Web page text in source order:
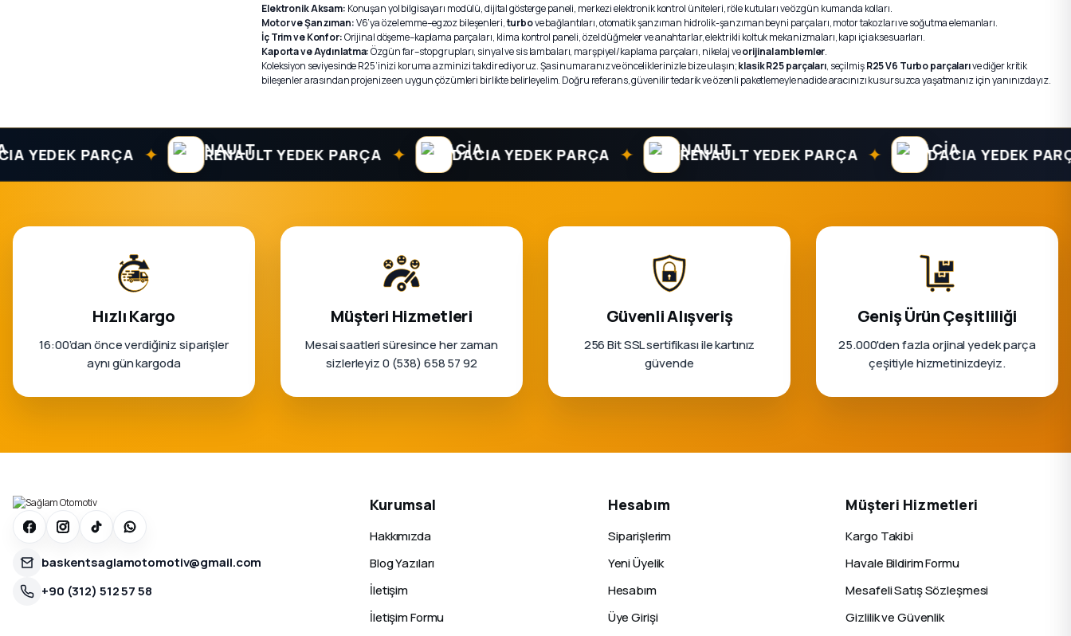
Elektronik Aksam: Konuşan yol bilgisayarı modülü, dijital gösterge paneli, merkezi elektronik kontrol üniteleri, röle kutuları ve özgün kumanda kolları.
Motor ve Şanzıman:V6’ya özel emme–egzoz bileşenleri,turbove bağlantıları, otomatik şanzıman hidrolik-şanzıman beyni parçaları, motor takozları ve soğutma elemanları.
İç Trim ve Konfor:Orijinal döşeme–kaplama parçaları, klima kontrol paneli, özel düğmeler ve anahtarlar, elektrikli koltuk mekanizmaları, kapı içi aksesuarları.
Kaporta ve Aydınlatma:Özgün far–stop grupları, sinyal ve sis lambaları, marşpiyel/kaplama parçaları, nikelaj veorijinal amblemler.
Koleksiyon seviyesinde R25’inizi koruma azminizi takdir ediyoruz. Şasi numaranız ve önceliklerinizle bize ulaşın;klasik R25 parçaları, seçilmişR25 V6 Turbo parçalarıve diğer kritik
bileşenler arasından projenize en uygun çözümleri birlikte belirleyelim. Doğru referans, güvenilir tedarik ve özenli paketlemeyle nadide aracınızı kusursuzca yaşatmanız için yanınızdayız.
PARÇA ✦ RENAULT YEDEK PARÇA ✦ DACIA YEDEK PARÇA ✦ RENAULT YEDEK PARÇA ✦ DACIA YEDEK PARÇA ✦
Hızlı Kargo
16:00’dan önce verdiğiniz siparişler
aynı gün kargoda
Müşteri Hizmetleri
Mesai saatleri süresince her zaman
sizlerleyiz 0 (538) 658 57 92
Güvenli Alışveriş
256 Bit SSL sertifikası ile kartınız
güvende
Geniş Ürün Çeşitliliği
25.000'den fazla orjinal yedek parça
çeşitiyle hizmetinizdeyiz.
baskentsaglamotomotiv@gmail.com
+90 (312) 512 57 58
Kurumsal
Hakkımızda
Blog Yazıları
İletişim
İletişim Formu
Hesabım
Siparişlerim
Yeni Üyelik
Hesabım
Üye Girişi
Müşteri Hizmetleri
Kargo Takibi
Havale Bildirim Formu
Mesafeli Satış Sözleşmesi
Gizlilik ve Güvenlik